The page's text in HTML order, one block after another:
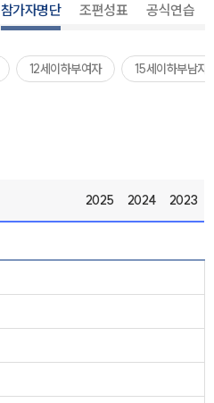
참가자명단 조편성표 공식연습
12세이하부여자 15세이하부남자
2025 2024 2023